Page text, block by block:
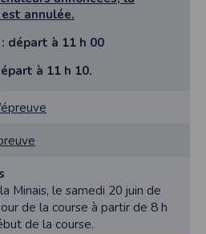
annulée.
départ à 11 h 00
à 11 h 10.
Minais, le samedi 20 juin de
de la course à partir de 8 h
de la course.